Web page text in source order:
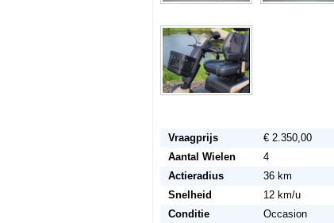
Vraagprijs
€ 2.350,00
Aantal Wielen
4
Actieradius
36 km
Snelheid
12 km/u
Conditie
Occasion